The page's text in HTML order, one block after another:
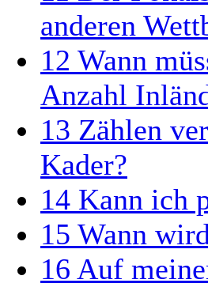
anderen
12 Wann
Anzahl
13 Zählen
Kader?
14 Kann ich
15 Wann
16 Auf